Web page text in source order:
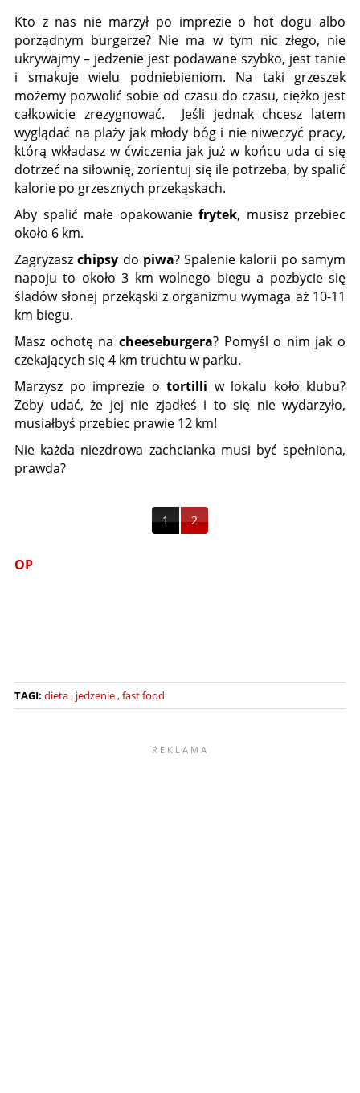
Kto z nas nie marzył po imprezie o hot dogu albo
porządnym burgerze? Nie ma w tym nic złego, nie
ukrywajmy – jedzenie jest podawane szybko, jest tanie
i smakuje wielu podniebieniom. Na taki grzeszek
możemy pozwolić sobie od czasu do czasu, ciężko jest
całkowicie zrezygnować. Jeśli jednak chcesz latem
wyglądać na plaży jak młody bóg i nie niweczyć pracy,
którą wkładasz w ćwiczenia jak już w końcu uda ci się
dotrzeć na siłownię, zorientuj się ile potrzeba, by spalić
kalorie po grzesznych przekąskach.
Aby spalić małe opakowanie frytek, musisz przebiec
około 6 km.
Zagryzaszchipsy do piwa? Spalenie kalorii po samym
napoju to około 3 km wolnego biegu a pozbycie się
śladów słonej przekąski z organizmu wymaga aż 10-11
km biegu.
Masz ochotę na cheeseburgera? Pomyśl o nim jak o
czekających się 4 km truchtu w parku.
Marzysz po imprezie o tortilli w lokalu koło klubu?
Żeby udać, że jej nie zjadłeś i to się nie wydarzyło,
musiałbyś przebiec prawie 12 km!
Nie każda niezdrowa zachcianka musi być spełniona,
prawda?
1 2
OP
TAGI: dieta jedzenie fast food